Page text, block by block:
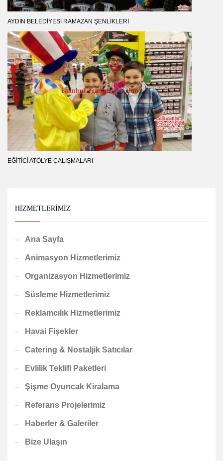
AYDIN BELEDIYESI RAMAZAN ŞENLIKLERI
EĞITICI ATÖLYE ÇALIŞMALARI
HIZMETLERIMIZ
Ana Sayfa
Animasyon Hizmetlerimiz
Organizasyon Hizmetlerimiz
Süsleme Hizmetlerimiz
Reklamcılık Hizmetlerimiz
Havai Fişekler
Catering & Nostaljik Satıcılar
Evlilik Teklifi Paketleri
Şişme Oyuncak Kiralama
Referans Projelerimiz
Haberler & Galeriler
Bize Ulaşın